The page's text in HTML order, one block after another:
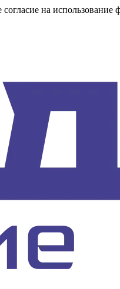
на использование